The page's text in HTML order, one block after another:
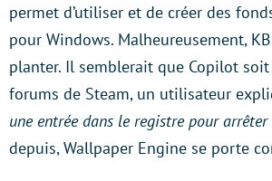
permet d’utiliser et de créer des
pour Windows. Malheureusement,
planter. Il semblerait que Copilot
forums de Steam, un utilisateur
une entrée dans le registre pour arrêter
depuis, Wallpaper Engine se porte